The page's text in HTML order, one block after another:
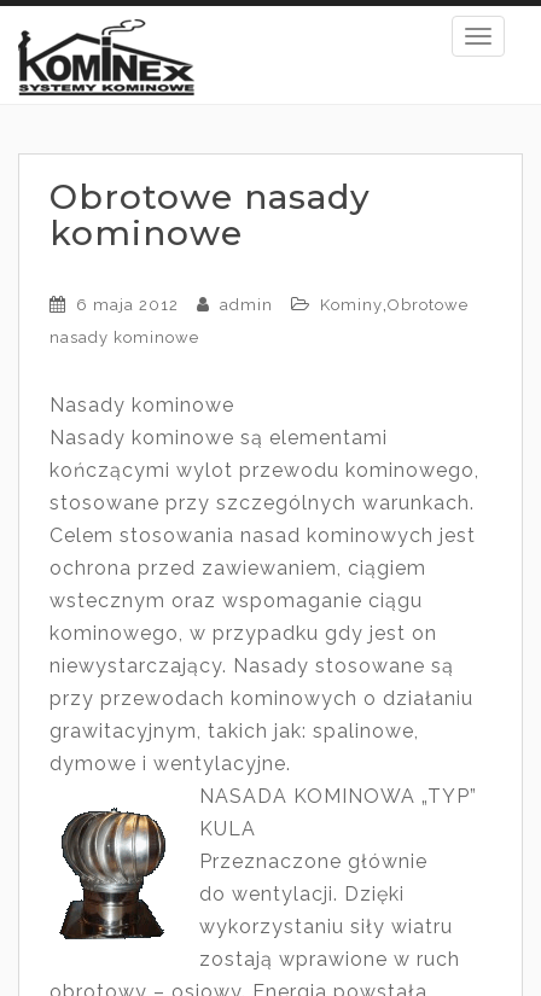
Obrotowe nasady
kominowe
6 maja 2012 admin Kominy,Obrotowe
nasady kominowe
Nasady kominowe
Nasady kominowe są elementami
kończącymi wylot przewodu kominowego,
stosowane przy szczególnych warunkach.
Celem stosowania nasad kominowych jest
ochrona przed zawiewaniem, ciągiem
wstecznym oraz wspomaganie ciągu
kominowego, w przypadku gdy jest on
niewystarczający. Nasady stosowane są
przy przewodach kominowych o działaniu
grawitacyjnym, takich jak: spalinowe,
dymowe i wentylacyjne.
NASADA KOMINOWA „TYP”
KULA
Przeznaczone głównie
do wentylacji. Dzięki
wykorzystaniu siły wiatru
zostają wprawione w ruch